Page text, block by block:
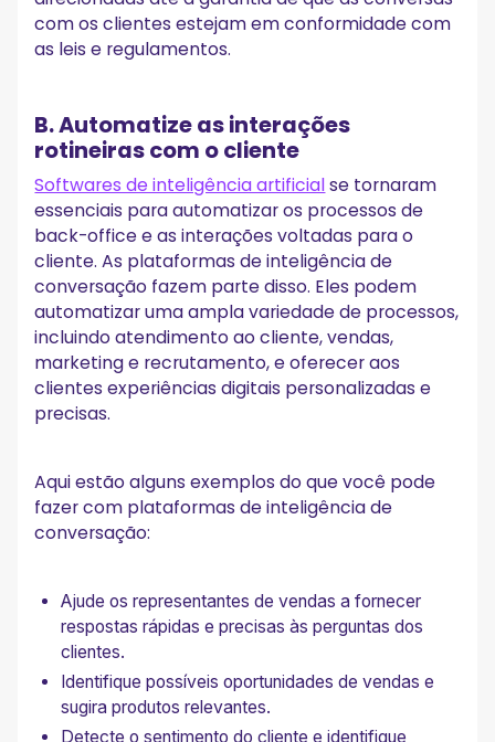
com os clientes estejam em conformidade com
as leis e regulamentos.
B. Automatize as interações
rotineiras com o cliente
Softwares de inteligência artificialse tornaram
essenciais para automatizar os processos de
back-office e as interações voltadas para o
cliente. As plataformas de inteligência de
conversação fazem parte disso. Eles podem
automatizar uma ampla variedade de processos,
incluindo atendimento ao cliente, vendas,
marketing e recrutamento, e oferecer aos
clientes experiências digitais personalizadas e
precisas.
Aqui estão alguns exemplos do que você pode
fazer com plataformas de inteligência de
conversação:
Ajude os representantes de vendas a fornecer
respostas rápidas e precisas às perguntas dos
clientes.
Identifique possíveis oportunidades de vendas e
sugira produtos relevantes.
Detecte o sentimento do cliente e identifique